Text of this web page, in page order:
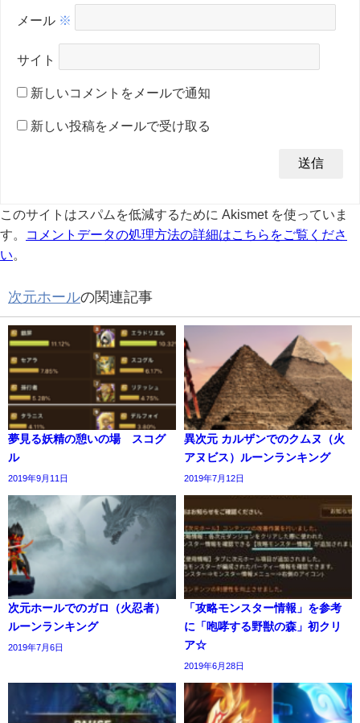
メール ※
サイト
新しいコメントをメールで通知
新しい投稿をメールで受け取る
このサイトはスパムを低減するために Akismet を使っていま
す。
コメントデータの処理方法の詳細はこちらをご覧くださ
い。
次元ホールの関連記事
夢見る妖精の憩いの場 スコグ
ル
2019年9月11日
異次元 カルザンでのクムヌ（火
アヌビス）ルーンランキング
2019年7月12日
次元ホールでのガロ（火忍者）
ルーンランキング
2019年7月6日
「攻略モンスター情報」を参考
に「咆哮する野獣の森」初クリ
ア☆
2019年6月28日